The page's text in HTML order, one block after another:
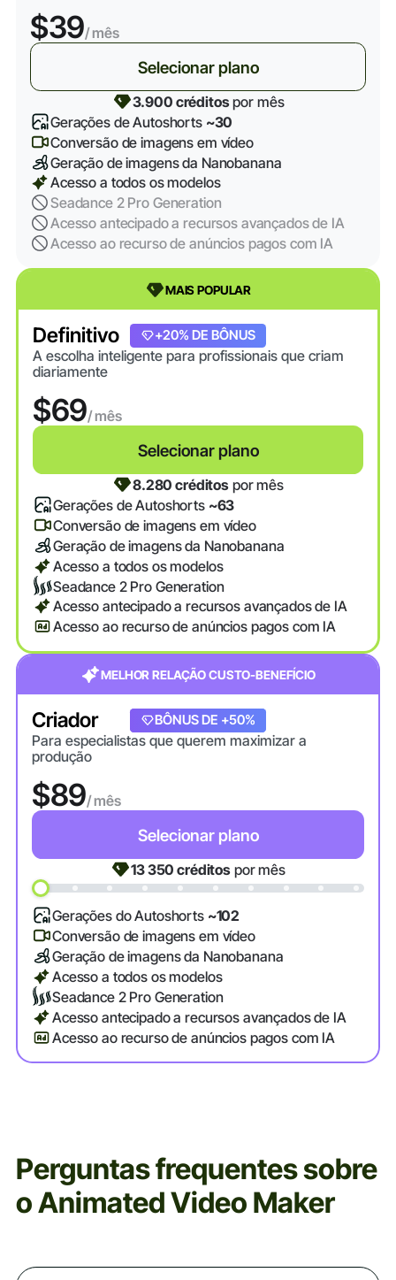
$39/ mês
Selecionar plano
3.900 créditospor mês
Gerações de Autoshorts ~30
Conversão de imagens em vídeo
Geração de imagens da Nanobanana
Acesso a todos os modelos
Seadance 2 Pro Generation
Acesso antecipado a recursos avançados de IA
Acesso ao recurso de anúncios pagos com IA
MAIS POPULAR
Definitivo
A escolha inteligente para profissionais que criam
diariamente
$69/ mês
Selecionar plano
+20% DE BÔNUS
8.280 créditos por mês
Gerações de Autoshorts ~63
Conversão de imagens em vídeo
Geração de imagens da Nanobanana
Acesso a todos os modelos
Seadance 2 Pro Generation
Acesso antecipado a recursos avançados de IA
Acesso ao recurso de anúncios pagos com IA
MELHOR RELAÇÃO CUSTO-BENEFÍCIO
Criador
Para especialistas que querem maximizar a
produção
$89/ mês
Selecionar plano
+20% DE BÔNUS
BÔNUS DE +50%
13 350 créditos por mês
Gerações do Autoshorts ~102
Conversão de imagens em vídeo
Geração de imagens da Nanobanana
Acesso a todos os modelos
Seadance 2 Pro Generation
Acesso antecipado a recursos avançados de IA
Acesso ao recurso de anúncios pagos com IA
Perguntas frequentes sobre
o Animated Video Maker